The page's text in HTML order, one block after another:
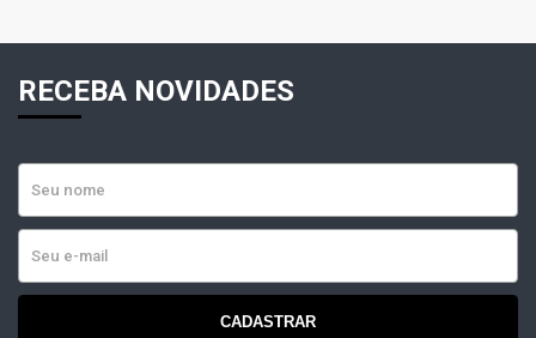
RECEBA NOVIDADES
CADASTRAR